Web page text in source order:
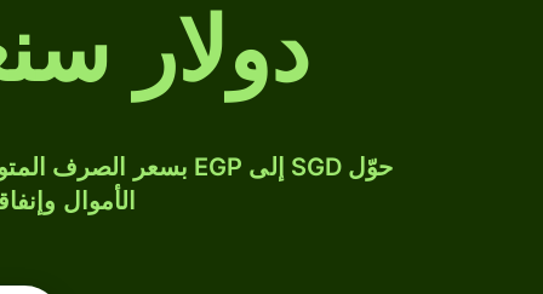
دولار
الأموال